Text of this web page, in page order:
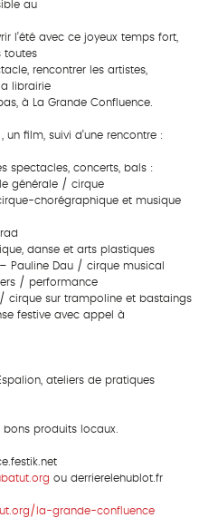
au
l’été avec ce joyeux temps fort,
toutes
rencontrer les artistes,
librairie
à La Grande Confluence.
un film, suivi d’une rencontre :
spectacles, concerts, bals :
générale / cirque
chorégraphique et musique
danse et arts plastiques
Pauline Dau / cirque musical
/ performance
cirque sur trampoline et bastaings
festive avec appel à
ateliers de pratiques
produits locaux.
ou derrierelehublot.fr
la-grande-confluence